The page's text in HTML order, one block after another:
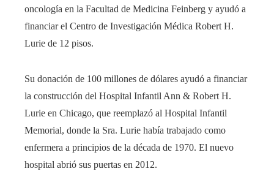
oncología en la Facultad de Medicina Feinberg y ayudó a
financiar el Centro de Investigación Médica Robert H.
Lurie de 12 pisos.
Su donación de 100 millones de dólares ayudó a financiar
la construcción del Hospital Infantil Ann & Robert H.
Lurie en Chicago, que reemplazó al Hospital Infantil
Memorial, donde la Sra. Lurie había trabajado como
enfermera a principios de la década de 1970. El nuevo
hospital abrió sus puertas en 2012.